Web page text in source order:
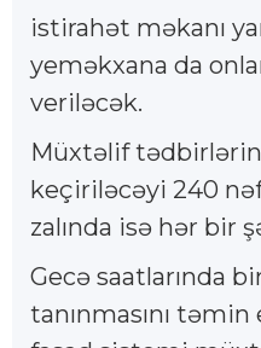
istirahət məkanı
yeməkxana da
veriləcək.
Müxtəlif
keçiriləcəyi 240
zalında isə hər bir
Gecə saatlarında
tanınmasını